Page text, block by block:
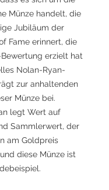
Münze handelt, die
Jubiläum der
Fame erinnert, die
erzielt hat
Nolan-Ryan-
zur anhaltenden
Münze bei.
legt Wert auf
Sammlerwert, der
am Goldpreis
diese Münze ist